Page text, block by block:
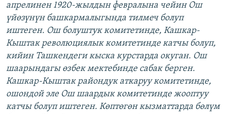
апрелинен 1920-жылдын февралына чейин Ош
үйөзүнүн башкармалыгында тилмеч болуп
иштеген. Ош болуштук комитетинде, Кашкар-
Кыштак революциялык комитетинде катчы болуп,
кийин Ташкендеги кыска курстарда окуган. Ош
шаарындагы өзбек мектебинде сабак берген.
Кашкар-Кыштак райондук аткаруу комитетинде,
ошондой эле Ош шаардык комитетинде жооптуу
катчы болуп иштеген. Көптөгөн кызматтарда бөлүм